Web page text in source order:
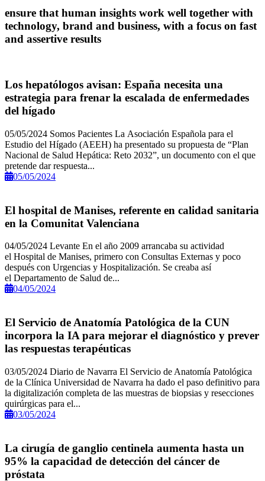
ensure that human insights work well together with
technology, brand and business, with a focus on fast
and assertive results
Los hepatólogos avisan: España necesita una
estrategia para frenar la escalada de enfermedades
del hígado
05/05/2024 Somos Pacientes La Asociación Española para el
Estudio del Hígado (AEEH) ha presentado su propuesta de “Plan
Nacional de Salud Hepática: Reto 2032”, un documento con el que
pretende dar respuesta...
05/05/2024
El hospital de Manises, referente en calidad sanitaria
en la Comunitat Valenciana
04/05/2024 Levante En el año 2009 arrancaba su actividad
el Hospital de Manises, primero con Consultas Externas y poco
después con Urgencias y Hospitalización. Se creaba así
el Departamento de Salud de...
04/05/2024
El Servicio de Anatomía Patológica de la CUN
incorpora la IA para mejorar el diagnóstico y prever
las respuestas terapéuticas
03/05/2024 Diario de Navarra El Servicio de Anatomía Patológica
de la Clínica Universidad de Navarra ha dado el paso definitivo para
la digitalización completa de las muestras de biopsias y resecciones
quirúrgicas para el...
03/05/2024
La cirugía de ganglio centinela aumenta hasta un
95% la capacidad de detección del cáncer de
próstata